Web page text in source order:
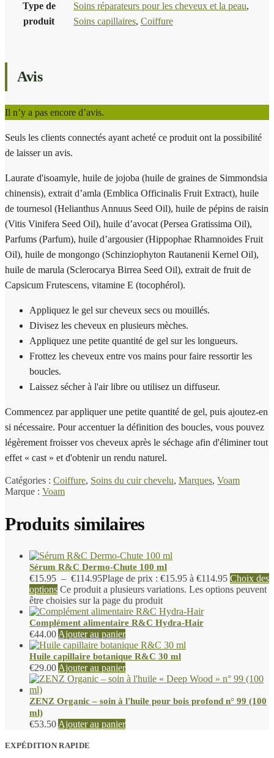
Type de
produit
Soins réparateurs pour les cheveux et la peau,
Soins capillaires, Coiffure
Avis
Il n’y a pas encore d’avis.
Seuls les clients connectés ayant acheté ce produit ont la possibilité
de laisser un avis.
Laurate d'isoamyle, huile de jojoba (huile de graines de Simmondsia
chinensis), extrait d’amla (Emblica Officinalis Fruit Extract), huile
de tournesol (Helianthus Annuus Seed Oil), huile de pépins de raisin
(Vitis Vinifera Seed Oil), huile d’avocat (Persea Gratissima Oil),
Parfums (Parfum), huile d’argousier (Hippophae Rhamnoides Fruit
Oil), huile de mongongo (Schinziophyton Rautanenii Kernel Oil),
huile de marula (Sclerocarya Birrea Seed Oil), extrait de fruit de
Capsicum Frutescens, vitamine E (tocophérol).
Appliquez le gel sur cheveux secs ou mouillés.
Divisez les cheveux en plusieurs mèches.
Appliquez une petite quantité de gel sur les longueurs.
Frottez les cheveux entre vos mains pour faire ressortir les
boucles.
Laissez sécher à l'air libre ou utilisez un diffuseur.
Commencez par appliquer une petite quantité de gel, puis ajoutez-en
si nécessaire. Pour accentuer la définition des boucles, vous pouvez
légèrement froisser vos cheveux après le séchage afin d'éliminer tout
effet « cast » et d'obtenir un rendu naturel.
Catégories : Coiffure, Soins du cuir chevelu, Marques, Voam
Marque : Voam
Produits similaires
Sérum R&C Dermo-Chute 100 ml
€15.95 – €114.95Plage de prix : €15.95 à €114.95 Choix des
options Ce produit a plusieurs variations. Les options peuvent
être choisies sur la page du produit
Complément alimentaire R&C Hydra-Hair
€44.00 Ajouter au panier
Huile capillaire botanique R&C 30 ml
€29.00 Ajouter au panier
ZENZ Organic – soin à l'huile pour bois profond n° 99 (100
ml)
€53.50 Ajouter au panier
EXPÉDITION RAPIDE